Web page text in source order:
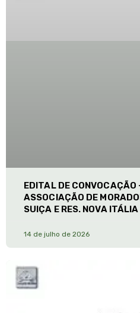
EDITAL DE
ASSOCIAÇÃO DE
SUIÇA E RES. NOVA ITÁLIA
14 de julho de 2026